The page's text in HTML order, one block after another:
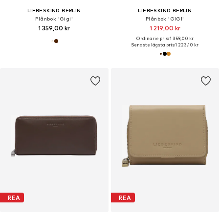
LIEBESKIND BERLIN
Plånbok 'Gigi'
1 359,00 kr
LIEBESKIND BERLIN
Plånbok 'GIGI'
1 219,00 kr
Ordinarie pris: 1 359,00 kr
Senaste lägsta pris:1 223,10 kr
REA REA